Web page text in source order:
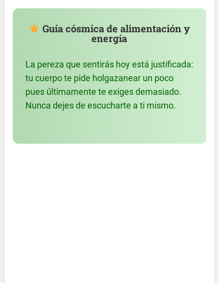
Guía cósmica de alimentación y
energía
La pereza que sentirás hoy está justificada:
tu cuerpo te pide holgazanear un poco
pues últimamente te exiges demasiado.
Nunca dejes de escucharte a ti mismo.